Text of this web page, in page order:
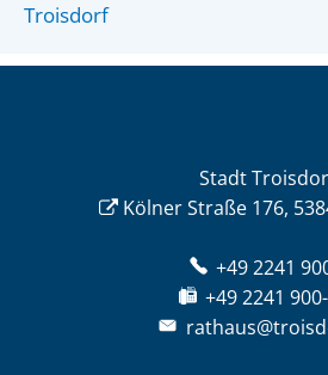
Troisdorf
Stadt
Kölner Straße 176,
+49 2241
+49 2241